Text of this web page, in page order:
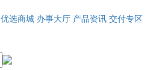
优选商城 办事大厅 产品资讯 交付专区